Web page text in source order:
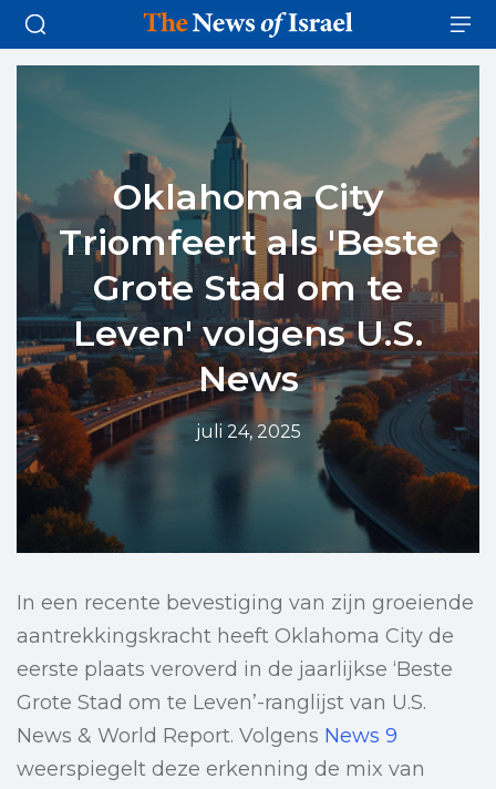
Oklahoma City
Triomfeert als 'Beste
Grote Stad om te
Leven' volgens U.S.
News
juli 24, 2025
In een recente bevestiging van zijn groeiende
aantrekkingskracht heeft Oklahoma City de
eerste plaats veroverd in de jaarlijkse ‘Beste
Grote Stad om te Leven’-ranglijst van U.S.
News & World Report. Volgens News 9
weerspiegelt deze erkenning de mix van